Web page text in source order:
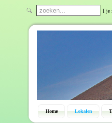
[ je
Home Lokalen